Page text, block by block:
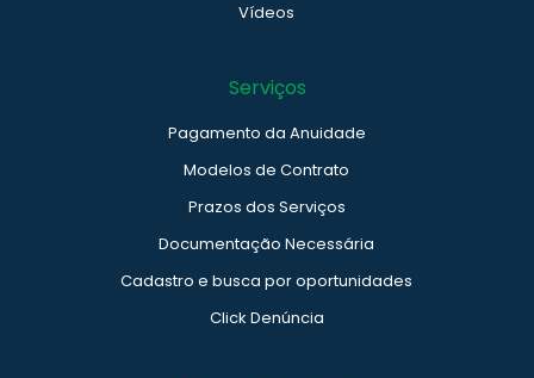
Vídeos
Serviços
Pagamento da Anuidade
Modelos de Contrato
Prazos dos Serviços
Documentação Necessária
Cadastro e busca por oportunidades
Click Denúncia